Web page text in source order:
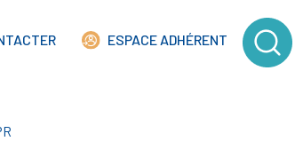
ESPACE ADHÉRENT